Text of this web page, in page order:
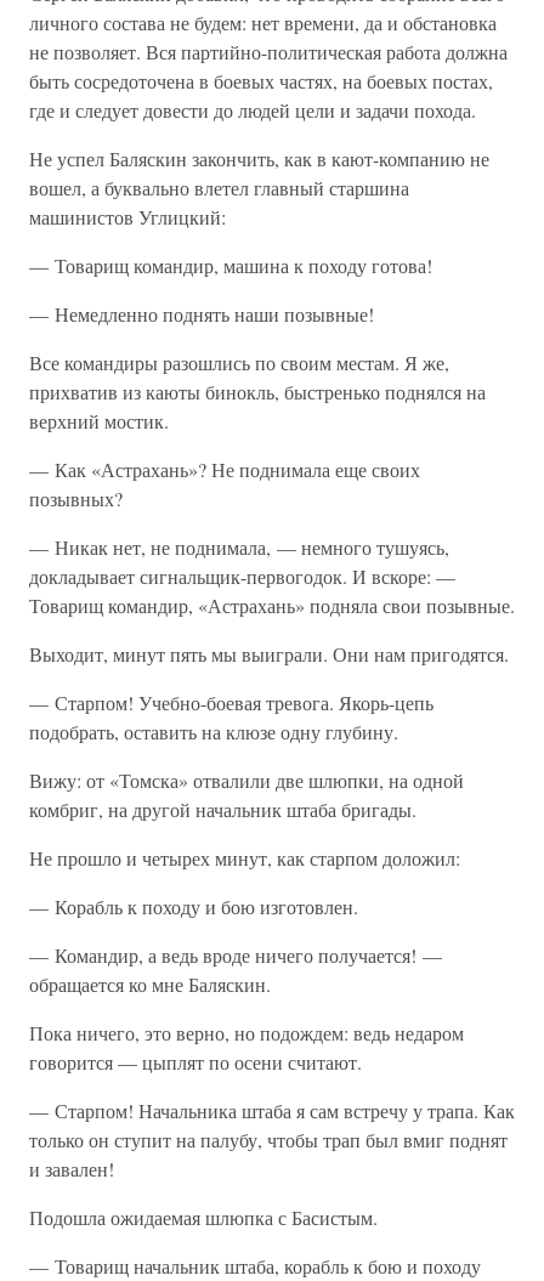
личного состава не будем: нет времени, да и обстановка
не позволяет. Вся партийно-политическая работа должна
быть сосредоточена в боевых частях, на боевых постах,
где и следует довести до людей цели и задачи похода.
Не успел Баляскин закончить, как в кают-компанию не
вошел, а буквально влетел главный старшина
машинистов Углицкий:
— Товарищ командир, машина к походу готова!
— Немедленно поднять наши позывные!
Все командиры разошлись по своим местам. Я же,
прихватив из каюты бинокль, быстренько поднялся на
верхний мостик.
— Как «Астрахань»? Не поднимала еще своих
позывных?
— Никак нет, не поднимала, — немного тушуясь,
докладывает сигнальщик-первогодок. И вскоре: —
Товарищ командир, «Астрахань» подняла свои позывные.
Выходит, минут пять мы выиграли. Они нам пригодятся.
— Старпом! Учебно-боевая тревога. Якорь-цепь
подобрать, оставить на клюзе одну глубину.
Вижу: от «Томска» отвалили две шлюпки, на одной
комбриг, на другой начальник штаба бригады.
Не прошло и четырех минут, как старпом доложил:
— Корабль к походу и бою изготовлен.
— Командир, а ведь вроде ничего получается! —
обращается ко мне Баляскин.
Пока ничего, это верно, но подождем: ведь недаром
говорится — цыплят по осени считают.
— Старпом! Начальника штаба я сам встречу у трапа. Как
только он ступит на палубу, чтобы трап был вмиг поднят
и завален!
Подошла ожидаемая шлюпка с Басистым.
— Товарищ начальник штаба, корабль к бою и походу